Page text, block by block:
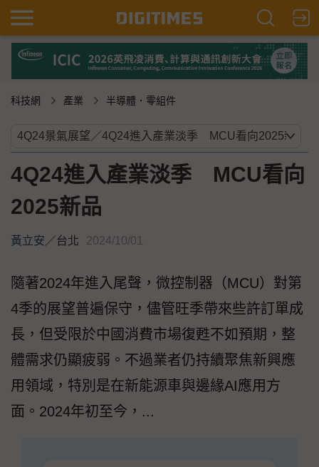
科技網 產業 半導體．零組件
4Q24進入產業淡季 MCU看向
2025新品
黃立安／台北 2024/10/01
隨著2024年進入尾聲，微控制器（MCU）對第
4季的展望普遍保守，儘管旺季帶來些許訂單成
長，但受限於中國消費市場復甦不如預期，整
體需求仍顯疲弱。不過業者仍持續聚焦新興應
用領域，特別是在新能源車與邊緣AI應用方
面。2024年初至今，...